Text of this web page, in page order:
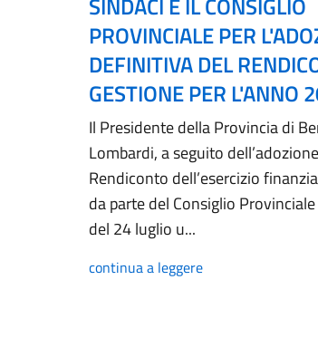
SINDACI E IL CONSIGLIO
PROVINCIALE PER
DEFINITIVA DEL
GESTIONE PER L'ANNO
Il Presidente della Provincia di
Lombardi, a seguito
Rendiconto dell’esercizio
da parte del Consiglio
del 24 luglio u...
continua a leggere